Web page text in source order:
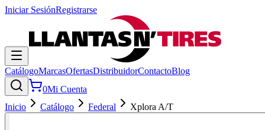
Iniciar SesiónRegistrarse
CatálogoMarcasOfertasDistribuidorContactoBlog
0Mi Cuenta
Inicio
Catálogo Federal Xplora A/T